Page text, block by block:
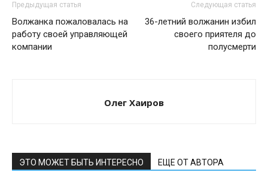
Предыдущая статья
Волжанка пожаловалась на
работу своей управляющей
компании
Следующая статья
36-летний волжанин избил
своего приятеля до
полусмерти
Олег Хаиров
ЭТО МОЖЕТ БЫТЬ ИНТЕРЕСНО ЕЩЕ ОТ АВТОРА